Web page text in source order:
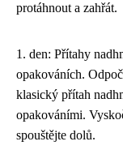
protáhnout a zahřát.
1. den: Přítahy
opakováních.
klasický přítah
opakováními.
spouštějte dolů.